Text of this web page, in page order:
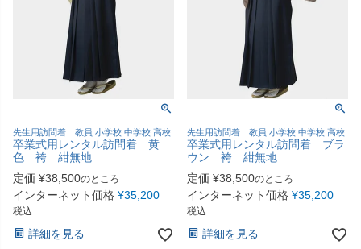
先生用訪問着 教員 小学校 中学校 高校
卒業式用レンタル訪問着 黄
色 袴 紺無地
定価 ¥38,500のところ
インターネット価格 ¥35,200
税込
詳細を見る
先生用訪問着 教員 小学校 中学校 高校
卒業式用レンタル訪問着 ブラ
ウン 袴 紺無地
定価 ¥38,500のところ
インターネット価格 ¥35,200
税込
詳細を見る